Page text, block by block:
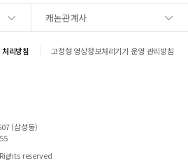
사이트맵
캐논관계사
리방침 고정형 영상정보처리기기 운영 관리방침
(삼성동)
reserved